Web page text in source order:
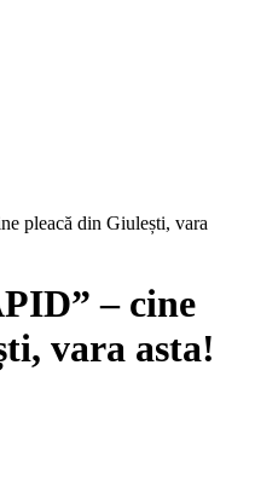
pleacă din Giulești, vara
– cine
vara asta!